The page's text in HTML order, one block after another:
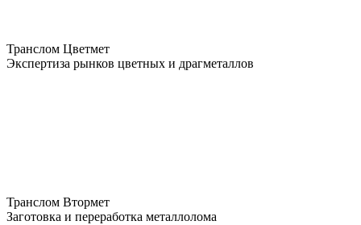
Транслом Цветмет
Экспертиза рынков цветных и драгметаллов
Транслом Втормет
Заготовка и переработка металлолома